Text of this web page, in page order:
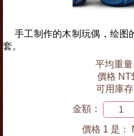
手工制作的木制玩偶，绘图
套。
平均重
價格
可用庫
金額：
價格 1 是：